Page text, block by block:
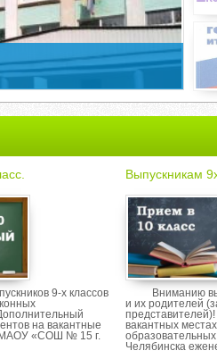
9-х классов
на вакантные
МАОУ «СОШ № 15 г.
Выпускникам
Вниманию
и их родителей
вакантных
Челябинска